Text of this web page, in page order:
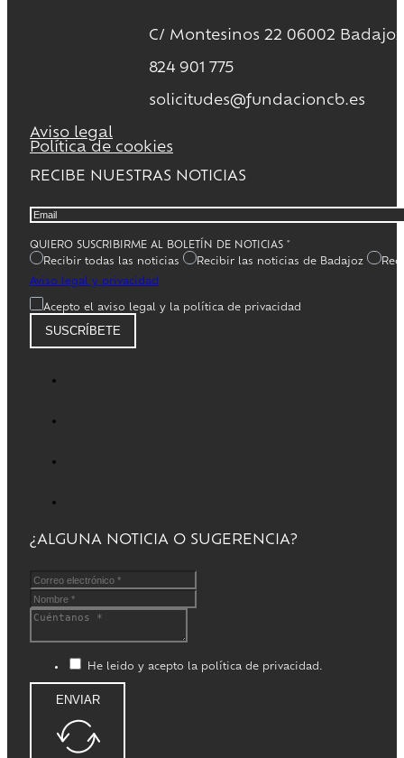
C/ Montesinos 22 06002 Badajoz
824 901 775
solicitudes@fundacioncb.es
Aviso legal
Política de cookies
RECIBE NUESTRAS NOTICIAS
QUIERO SUSCRIBIRME AL BOLETÍN DE NOTICIAS *
Recibir todas las noticias
Recibir las noticias de Badajoz
Aviso legal y privacidad
Acepto el aviso legal y la política de privacidad
SUSCRÍBETE
¿ALGUNA NOTICIA O SUGERENCIA?
He leido y acepto la política de privacidad.
ENVIAR